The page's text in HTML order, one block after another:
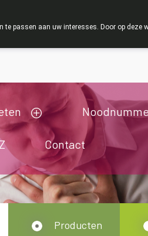
Contact
Producten
passen aan uw interesses. Door op deze